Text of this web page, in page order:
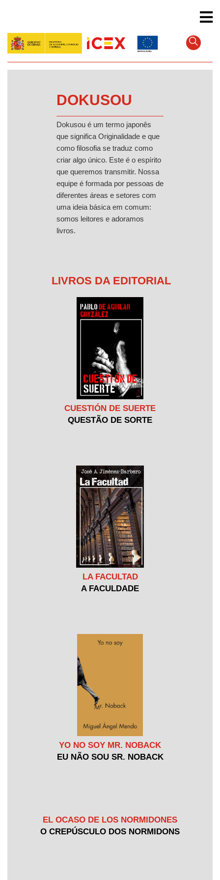
conteúdo
principal
DOKUSOU
Dokusou é um termo japonês
que significa Originalidade e que
como filosofia se traduz como
criar algo único. Este é o espírito
que queremos transmitir. Nossa
equipe é formada por pessoas de
diferentes áreas e setores com
uma ideia básica em comum:
somos leitores e adoramos
livros.
LIVROS DA EDITORIAL
CUESTIÓN DE SUERTE
QUESTÃO DE SORTE
LA FACULTAD
A FACULDADE
YO NO SOY MR. NOBACK
EU NÃO SOU SR. NOBACK
EL OCASO DE LOS NORMIDONES
O CREPÚSCULO DOS NORMIDONS